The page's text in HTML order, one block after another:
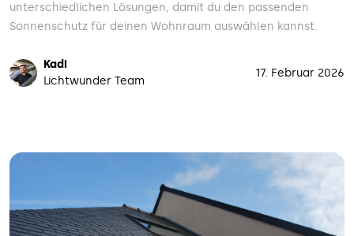
unter­schiedlichen Lösungen, damit du den passenden
Sonnen­schutz für deinen Wohn­raum auswählen kannst.
Kadi
Lichtwunder Team
17. Februar 2026